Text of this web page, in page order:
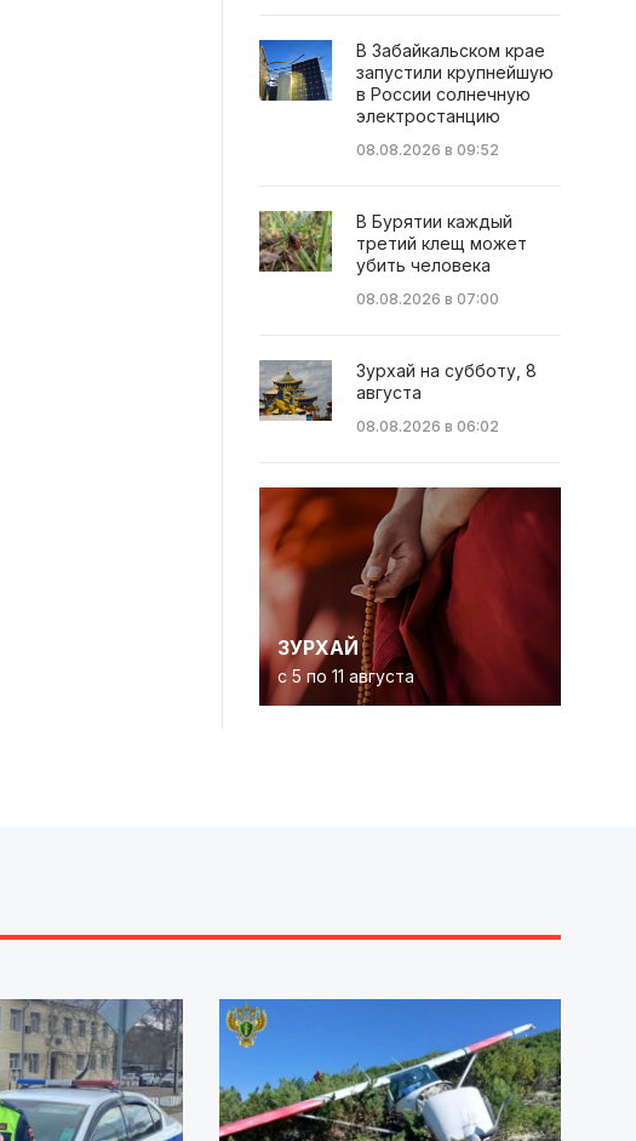
В Забайкальском крае
запустили крупнейшую
в России солнечную
электростанцию
08.08.2026 в 09:52
В Бурятии каждый
третий клещ может
убить человека
08.08.2026 в 07:00
Зурхай на субботу, 8
августа
08.08.2026 в 06:02
ЗУРХАЙ
с 5 по 11 августа